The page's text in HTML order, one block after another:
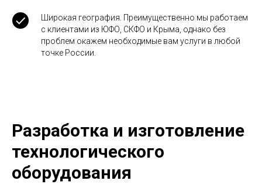
Широкая география. Преимущественно мы работаем
с клиентами из ЮФО, СКФО и Крыма, однако без
проблем окажем необходимые вам услуги в любой
точке России.
Разработка и изготовление
технологического
оборудования